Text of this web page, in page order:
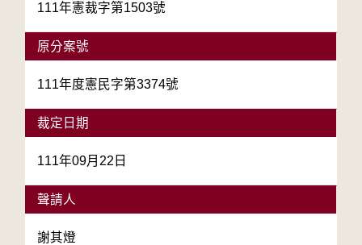
111年憲裁字第1503號
原分案號
111年度憲民字第3374號
裁定日期
111年09月22日
聲請人
謝其燈